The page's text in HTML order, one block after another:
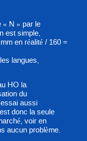
« N » par le
est simple,
en réalité / 160 =
langues,
HO la
du
aussi
donc la seule
voir en
aucun problème.